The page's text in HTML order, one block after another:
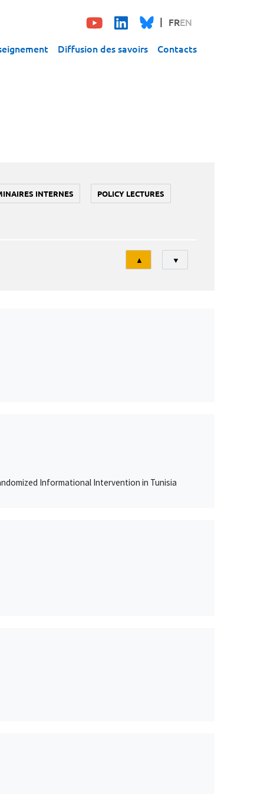
FREN
Diffusion des savoirs Contacts
INTERNES POLICY LECTURES
Tri
▲ ▼
Informational Intervention in Tunisia